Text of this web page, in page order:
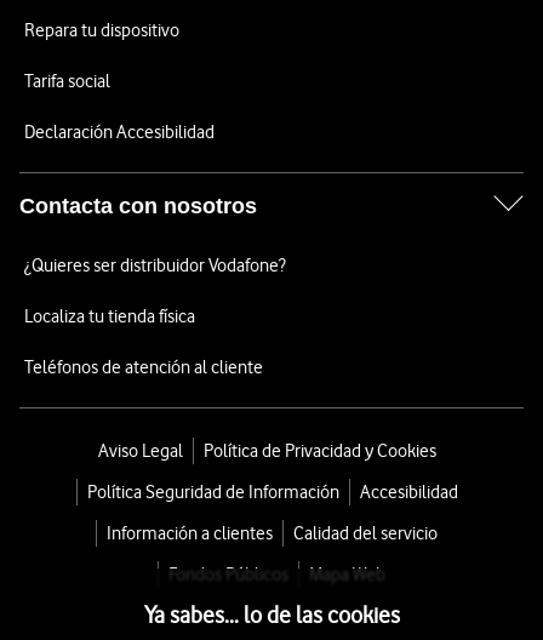
Repara tu dispositivo
Tarifa social
Declaración Accesibilidad
Contacta con nosotros
¿Quieres ser distribuidor Vodafone?
Localiza tu tienda física
Teléfonos de atención al cliente
Aviso Legal
Política de Privacidad y Cookies
Política Seguridad de Información
Accesibilidad
Información a clientes
Calidad del servicio
Fondos Públicos
Mapa Web
Ya sabes... lo de las cookies